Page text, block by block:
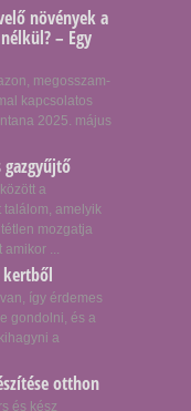
növények a
– Egy
megosszam-
kapcsolatos
2025. május
gazgyűjtő
a
találom, amelyik
mozgatja
...
így érdemes
gondolni, és a
a
otthon
és kész